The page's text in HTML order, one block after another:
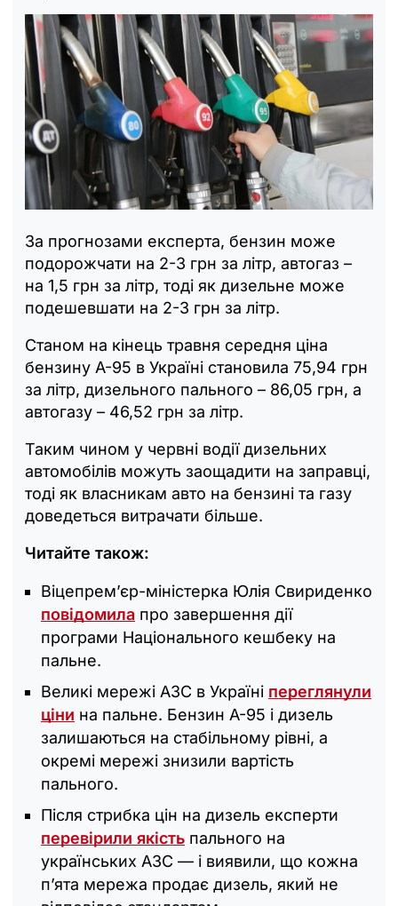
За прогнозами експерта, бензин може
подорожчати на 2-3 грн за літр, автогаз –
на 1,5 грн за літр, тоді як дизельне може
подешевшати на 2-3 грн за літр.
Станом на кінець травня середня ціна
бензину А-95 в Україні становила 75,94 грн
за літр, дизельного пального – 86,05 грн, а
автогазу – 46,52 грн за літр.
Таким чином у червні водії дизельних
автомобілів можуть заощадити на заправці,
тоді як власникам авто на бензині та газу
доведеться витрачати більше.
Читайте також:
Віцепрем’єр-міністерка Юлія Свириденко
повідомила про завершення дії
програми Національного кешбеку на
пальне.
Великі мережі АЗС в Україні переглянули
ціни на пальне. Бензин А-95 і дизель
залишаються на стабільному рівні, а
окремі мережі знизили вартість
пального.
Після стрибка цін на дизель експерти
перевірили якість пального на
українських АЗС — і виявили, що кожна
п’ята мережа продає дизель, який не